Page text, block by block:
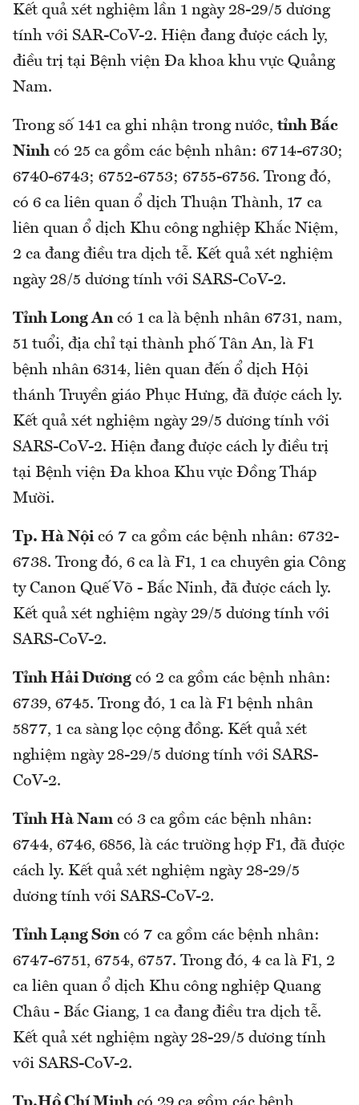
Kết quả xét nghiệm lần 1 ngày 28-29/5 dương
tính với SAR-CoV-2. Hiện đang được cách ly,
điều trị tại Bệnh viện Đa khoa khu vực Quảng
Nam.
Trong số 141 ca ghi nhận trong nước, tỉnh Bắc
Ninh có 25 ca gồm các bệnh nhân: 6714-6730;
6740-6743; 6752-6753; 6755-6756. Trong đó,
có 6 ca liên quan ổ dịch Thuận Thành, 17 ca
liên quan ổ dịch Khu công nghiệp Khắc Niệm,
2 ca đang điều tra dịch tễ. Kết quả xét nghiệm
ngày 28/5 dương tính với SARS-CoV-2.
Tỉnh Long Ancó 1 ca là bệnh nhân 6731, nam,
51 tuổi, địa chỉ tại thành phố Tân An, là F1
bệnh nhân 6314, liên quan đến ổ dịch Hội
thánh Truyền giáo Phục Hưng, đã được cách ly.
Kết quả xét nghiệm ngày 29/5 dương tính với
SARS-CoV-2. Hiện đang được cách ly điều trị
tại Bệnh viện Đa khoa Khu vực Đồng Tháp
Mười.
Tp. Hà Nộicó 7 ca gồm các bệnh nhân: 6732-
6738. Trong đó, 6 ca là F1, 1 ca chuyên gia Công
ty Canon Quế Võ - Bắc Ninh, đã được cách ly.
Kết quả xét nghiệm ngày 29/5 dương tính với
SARS-CoV-2.
Tỉnh Hải Dương có 2 ca gồm các bệnh nhân:
6739, 6745. Trong đó, 1 ca là F1 bệnh nhân
5877, 1 ca sàng lọc cộng đồng. Kết quả xét
nghiệm ngày 28-29/5 dương tính với SARS-
CoV-2.
Tỉnh Hà Nam có 3 ca gồm các bệnh nhân:
6744, 6746, 6856, là các trường hợp F1, đã được
cách ly. Kết quả xét nghiệm ngày 28-29/5
dương tính với SARS-CoV-2.
Tỉnh Lạng Sơncó 7 ca gồm các bệnh nhân:
6747-6751, 6754, 6757. Trong đó, 4 ca là F1, 2
ca liên quan ổ dịch Khu công nghiệp Quang
Châu - Bắc Giang, 1 ca đang điều tra dịch tễ.
Kết quả xét nghiệm ngày 28-29/5 dương tính
với SARS-CoV-2.